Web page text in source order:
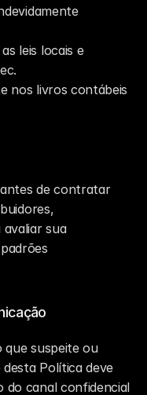
leis locais e
nos livros contábeis
antes de contratar
sua
suspeite ou
Política deve
do canal confidencial